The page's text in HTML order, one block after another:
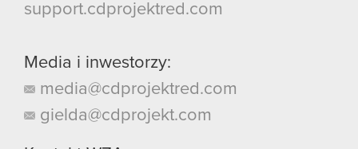
support.cdprojektred.com
Media i inwestorzy:
media@cdprojektred.com
gielda@cdprojekt.com